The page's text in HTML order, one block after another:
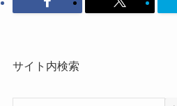
サイト内検索